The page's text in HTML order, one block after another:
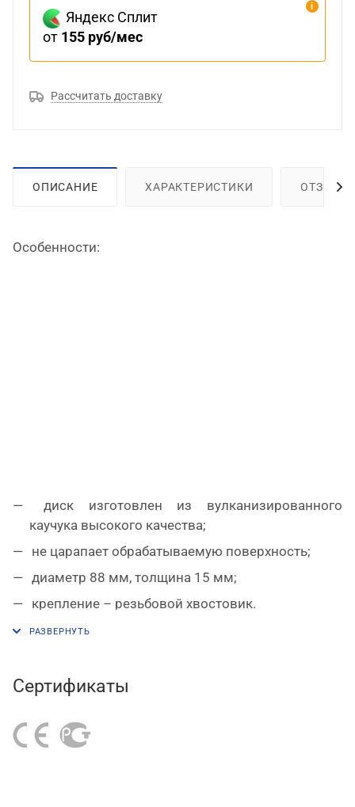
Яндекс Сплит
от 155 руб/мес
Рассчитать доставку
ОПИСАНИЕ ХАРАКТЕРИСТИКИ ОТЗЫВЫ
Особенности:
диск изготовлен из вулканизированного
каучука высокого качества;
не царапает обрабатываемую поверхность;
диаметр 88 мм, толщина 15 мм;
крепление – резьбовой хвостовик.
Сертификаты